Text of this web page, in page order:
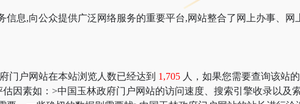
息,向公众提供广泛网络服务的重要平台,网站整合了网上办事、网
门户网站在本站浏览人数已经达到 1,705 人，如果您需要查询该站
估因素如：>中国玉林政府门户网站的访问速度、搜索引擎收录以及